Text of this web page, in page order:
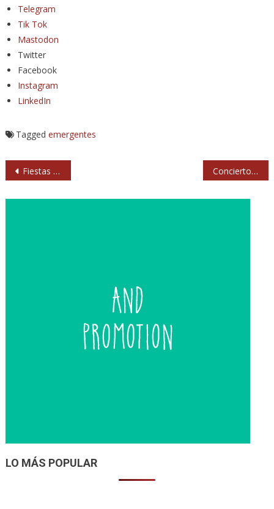
Telegram
Tik Tok
Mastodon
Twitter
Facebook
Instagram
LinkedIn
Tagged emergentes
Navegación
Fiestas de San Nicasio 2023 en Leganés: conciertos Conciertos de Within Temptation en Barcelona y Madrid
LO MÁS POPULAR